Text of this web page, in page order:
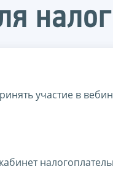
участие в